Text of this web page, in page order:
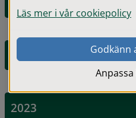
2024
2023
Läs mer i vår cookiepolicy
Godkänn